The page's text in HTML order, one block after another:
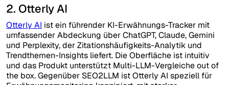
2. Otterly AI
Otterly AI ist ein führender KI-Erwähnungs-Tracker mit
umfassender Abdeckung über ChatGPT, Claude, Gemini
und Perplexity, der Zitationshäufigkeits-Analytik und
Trendthemen-Insights liefert. Die Oberfläche ist intuitiv
und das Produkt unterstützt Multi-LLM-Vergleiche out of
the box. Gegenüber SEO2LLM ist Otterly AI speziell für